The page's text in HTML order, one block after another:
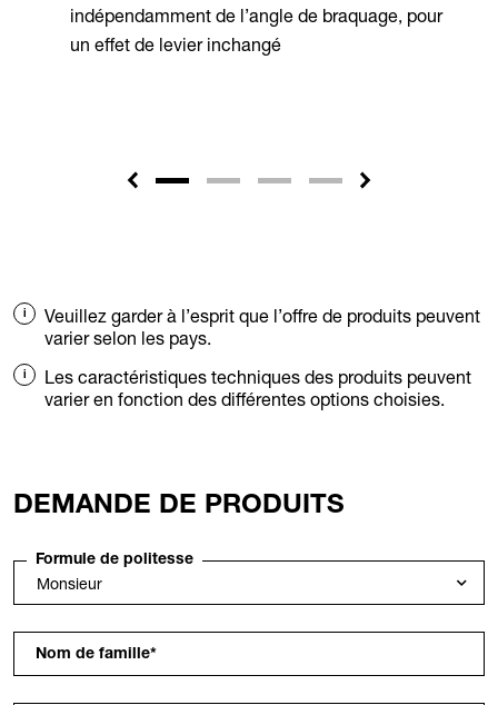
indépendamment de l’angle de braquage, pour
un effet de levier inchangé
Veuillez garder à l’esprit que l’offre de produits peuvent
varier selon les pays.
Les caractéristiques techniques des produits peuvent
varier en fonction des différentes options choisies.
DEMANDE DE PRODUITS
Formule de politesse
Nom de famille*